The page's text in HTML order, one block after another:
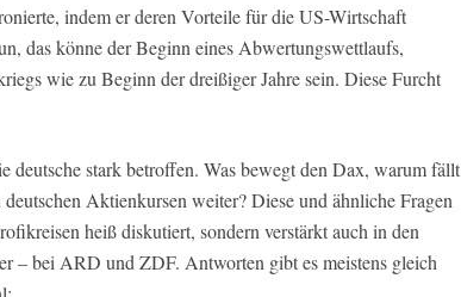
indem er deren Vorteile für die US-Wirtschaft
das könne der Beginn eines Abwertungswettlaufs,
wie zu Beginn der dreißiger Jahre sein. Diese Furcht
deutsche stark betroffen. Was bewegt den Dax, warum fällt
Aktienkursen weiter? Diese und ähnliche Fragen
heiß diskutiert, sondern verstärkt auch in den
– bei ARD und ZDF. Antworten gibt es meistens gleich